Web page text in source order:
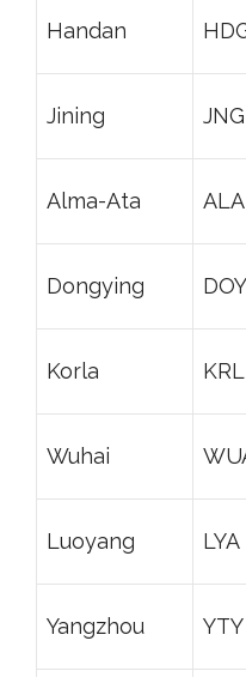
Handan
Jining JNG
Alma-Ata ALA
Dongying DOY
Korla KRL
Wuhai
Luoyang LYA
Yangzhou YTY